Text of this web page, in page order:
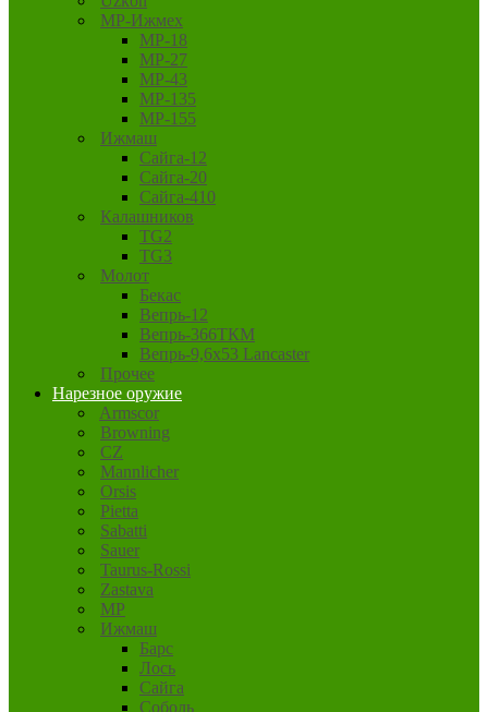
MP-Ижмех
MP-18
MP-27
MP-43
MP-135
MP-155
Ижмаш
Сайга-12
Сайга-20
Сайга-410
Калашников
TG2
TG3
Молот
Бекас
Вепрь-12
Вепрь-366ТКМ
Вепрь-9,6х53 Lancaster
Прочее
Нарезное оружие
Armscor
Browning
CZ
Mannlicher
Orsis
Pietta
Sabatti
Sauer
Taurus-Rossi
Zastava
MP
Ижмаш
Барс
Лось
Сайга
Соболь